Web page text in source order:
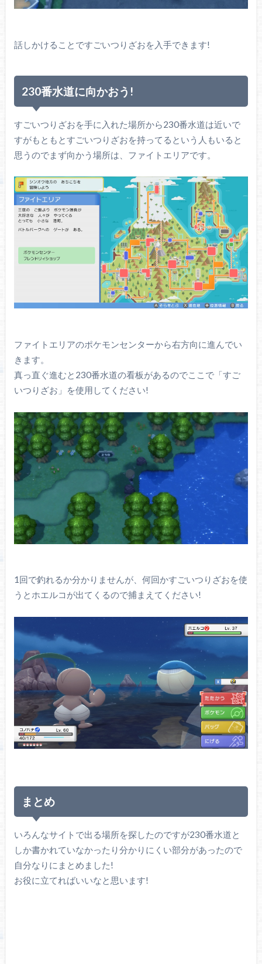
話しかけることですごいつりざおを入手できます!
230番水道に向かおう!
すごいつりざおを手に入れた場所から230番水道は近いで
すがもともとすごいつりざおを持ってるという人もいると
思うのでまず向かう場所は、ファイトエリアです。
ファイトエリアのポケモンセンターから右方向に進んでい
きます。
真っ直ぐ進むと230番水道の看板があるのでここで「すご
いつりざお」を使用してください!
1回で釣れるか分かりませんが、何回かすごいつりざおを使
うとホエルコが出てくるので捕まえてください!
まとめ
いろんなサイトで出る場所を探したのですが230番水道と
しか書かれていなかったり分かりにくい部分があったので
自分なりにまとめました!
お役に立てればいいなと思います!